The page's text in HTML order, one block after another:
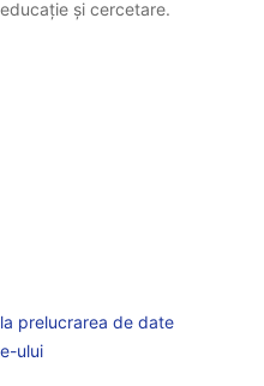
și cercetare.
prelucrarea de date
ului